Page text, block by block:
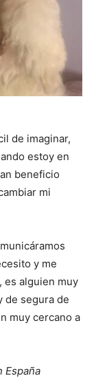
de imaginar,
estoy en
beneficio
mi
y me
es alguien muy
de segura de
muy cercano a
España